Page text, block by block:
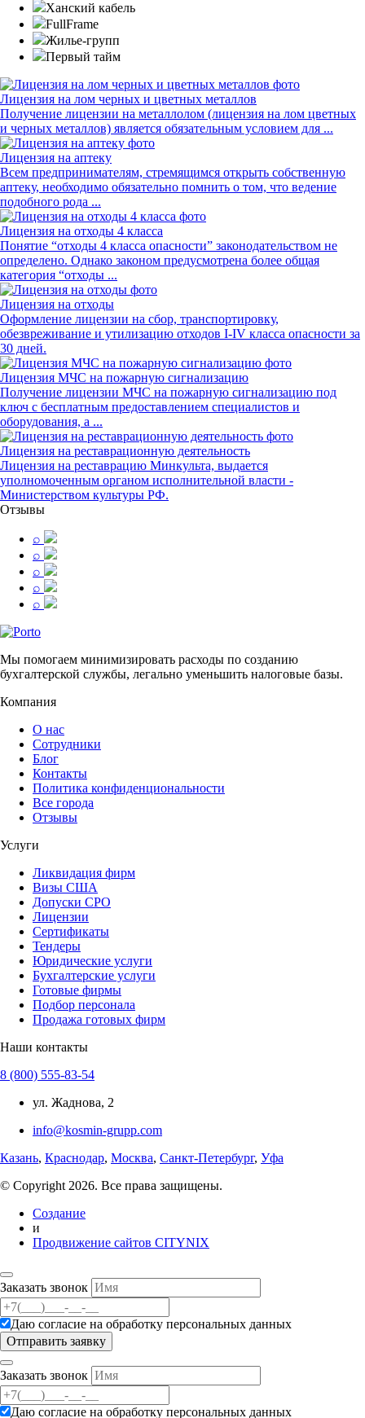
Ханский кабель
FullFrame
Жилье-групп
Первый тайм
Лицензия на лом черных и цветных металлов
Получение лицензии на металлолом (лицензия на лом цветных
и черных металлов) является обязательным условием для ...
Лицензия на аптеку
Всем предпринимателям, стремящимся открыть собственную
аптеку, необходимо обязательно помнить о том, что ведение
подобного рода ...
Лицензия на отходы 4 класса
Понятие “отходы 4 класса опасности” законодательством не
определено. Однако законом предусмотрена более общая
категория “отходы ...
Лицензия на отходы
Оформление лицензии на сбор, транспортировку,
обезвреживание и утилизацию отходов I-IV класса опасности за
30 дней.
Лицензия МЧС на пожарную сигнализацию
Получение лицензии МЧС на пожарную сигнализацию под
ключ с бесплатным предоставлением специалистов и
оборудования, а ...
Лицензия на реставрационную деятельность
Лицензия на реставрацию Минкульта, выдается
уполномоченным органом исполнительной власти -
Министерством культуры РФ.
Отзывы
⌕
⌕
⌕
⌕
⌕
Мы помогаем минимизировать расходы по созданию
бухгалтерской службы, легально уменьшить налоговые базы.
Компания
О нас
Сотрудники
Блог
Контакты
Политика конфиденциональности
Все города
Отзывы
Услуги
Ликвидация фирм
Визы США
Допуски СРО
Лицензии
Сертификаты
Тендеры
Юридические услуги
Бухгалтерские услуги
Готовые фирмы
Подбор персонала
Продажа готовых фирм
Наши контакты
8 (800) 555-83-54
ул. Жаднова, 2
info@kosmin-grupp.com
Казань, Краснодар, Москва, Санкт-Петербург, Уфа
© Copyright 2026. Все права защищены.
Создание
и
Продвижение сайтов CITYNIX
Заказать звонок
Даю согласие на обработку персональных данных
Заказать звонок
Даю согласие на обработку персональных данных